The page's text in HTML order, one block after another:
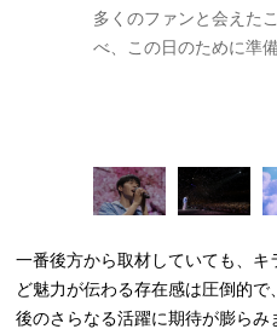
多くのファンと会えた
べ、この日のために準
一番後方から取材していても、
ど魅力が伝わる存在感は圧倒的
後のさらなる活躍に期待が膨ら